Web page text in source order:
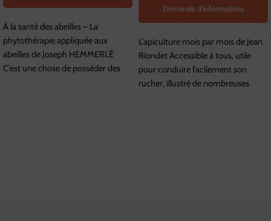
À la santé des abeilles – La
phytothérapie appliquée aux
abeilles de Joseph HEMMERLÉ
C’est une chose de posséder des
Demande d'informations
L’apiculture mois par mois de Jean
Riondet Accessible à tous, utile
pour conduire facilement son
rucher, illustré de nombreuses